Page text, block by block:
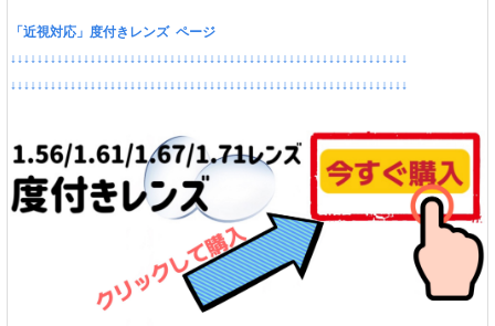
「近視対応」度付きレンズ ページ
↓↓↓↓↓↓↓↓↓↓↓↓↓↓↓↓↓↓↓↓↓↓↓↓↓↓↓↓↓↓↓↓↓↓↓↓↓↓↓↓↓↓↓↓↓↓↓↓↓↓↓↓↓↓↓↓↓↓↓↓
↓↓↓↓↓↓↓↓↓↓↓↓↓↓↓↓↓↓↓↓↓↓↓↓↓↓↓↓↓↓↓↓↓↓↓↓↓↓↓↓↓↓↓↓↓↓↓↓↓↓↓↓↓↓↓↓↓↓↓↓